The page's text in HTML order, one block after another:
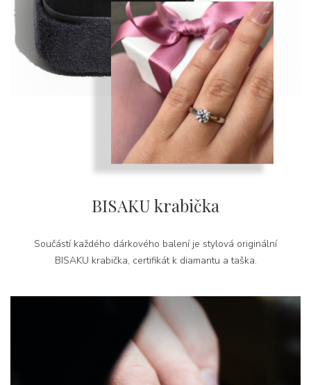
BISAKU krabička
Součástí každého dárkového balení je stylová originální
BISAKU krabička, certifikát k diamantu a taška.